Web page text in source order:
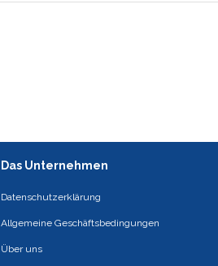
Das Unternehmen
Datenschutzerklärung
Allgemeine Geschäftsbedingungen
Über uns